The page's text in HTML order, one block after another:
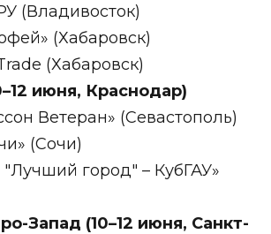
(Владивосток)
(Хабаровск)
(Хабаровск)
июня, Краснодар)
Ветеран» (Севастополь)
(Сочи)
"Лучший город" – КубГАУ»
Запад (10–12 июня, Санкт-